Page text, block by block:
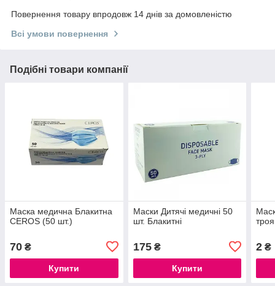
Повернення товару впродовж 14 днів за домовленістю
Всі умови повернення
Подібні товари компанії
Маска медична Блакитна
CEROS (50 шт.)
70 ₴
Купити
Маски Дитячі медичні 50
шт. Блакитні
175₴
Купити
2 ₴